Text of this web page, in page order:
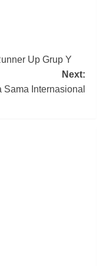
Up Grup Y
Next:
Internasional